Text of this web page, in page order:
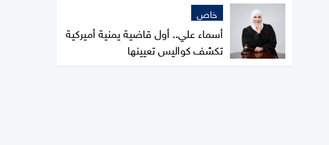
خاص
أسماء علي.. أول قاضية يمنية أميركية
تكشف كواليس تعيينها